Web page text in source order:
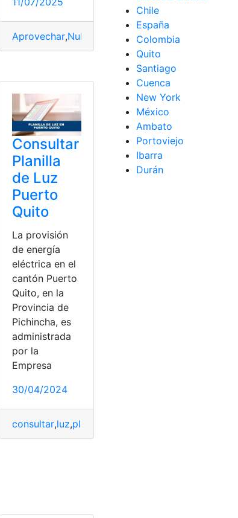
principal,Puerto,quien
Aprovechar,Nube Privada, Puerto,Red
Consultar
Planilla
de Luz
Puerto
Quito
La provisión
de energía
eléctrica en el
cantón Puerto
Quito, en la
Provincia de
Pichincha, es
administrada
por la
Empresa
30/04/2024
consultar,luz,planilla
Chile
España
Colombia
Quito
Santiago
Cuenca
New York
México
Ambato
Portoviejo
Ibarra
Durán